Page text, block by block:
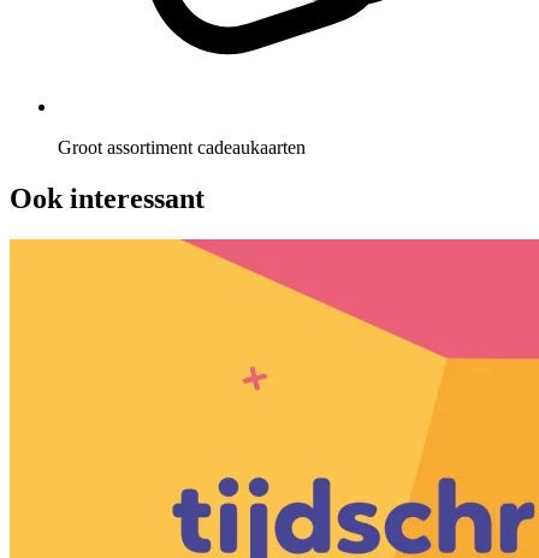
Groot assortiment cadeaukaarten
Ook interessant